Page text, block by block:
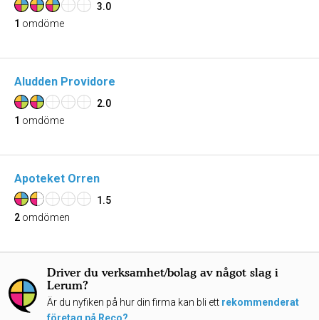
3.0
1 omdöme
Aludden Providore
2.0
1 omdöme
Apoteket Orren
1.5
2 omdömen
Driver du verksamhet/bolag av något slag i
Lerum?
Är du nyfiken på hur din firma kan bli ett rekommenderat